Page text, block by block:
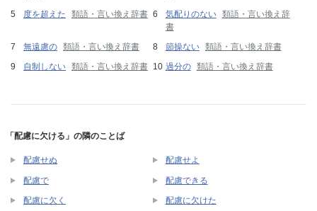
度を超えた
類語・言い換え辞書 気配りのない 類語・言い換え辞
書
無遠慮の 類語・言い換え辞書 節操ない 類語・言い換え辞書
自制しない 類語・言い換え辞書 過分の 類語・言い換え辞書
「配慮に欠ける」の隣のことば
配慮せぬ 配慮せよ
配慮で 配慮できる
配慮に欠く 配慮に欠けた